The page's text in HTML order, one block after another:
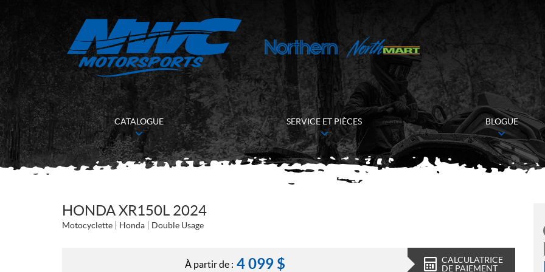
CATALOGUE SERVICE ET PIÈCES BLOGUE
HONDA XR150L 2024
Motocyclette Honda Double Usage
À partir de : 4 099 $
CALCULATRICE
DE PAIEMENT